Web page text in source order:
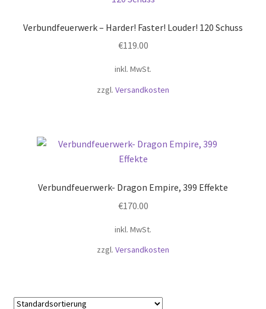
Verbundfeuerwerk – Harder! Faster! Louder! 120 Schuss
€119.00
inkl. MwSt.
zzgl. Versandkosten
Verbundfeuerwerk- Dragon Empire, 399 Effekte
€170.00
inkl. MwSt.
zzgl. Versandkosten